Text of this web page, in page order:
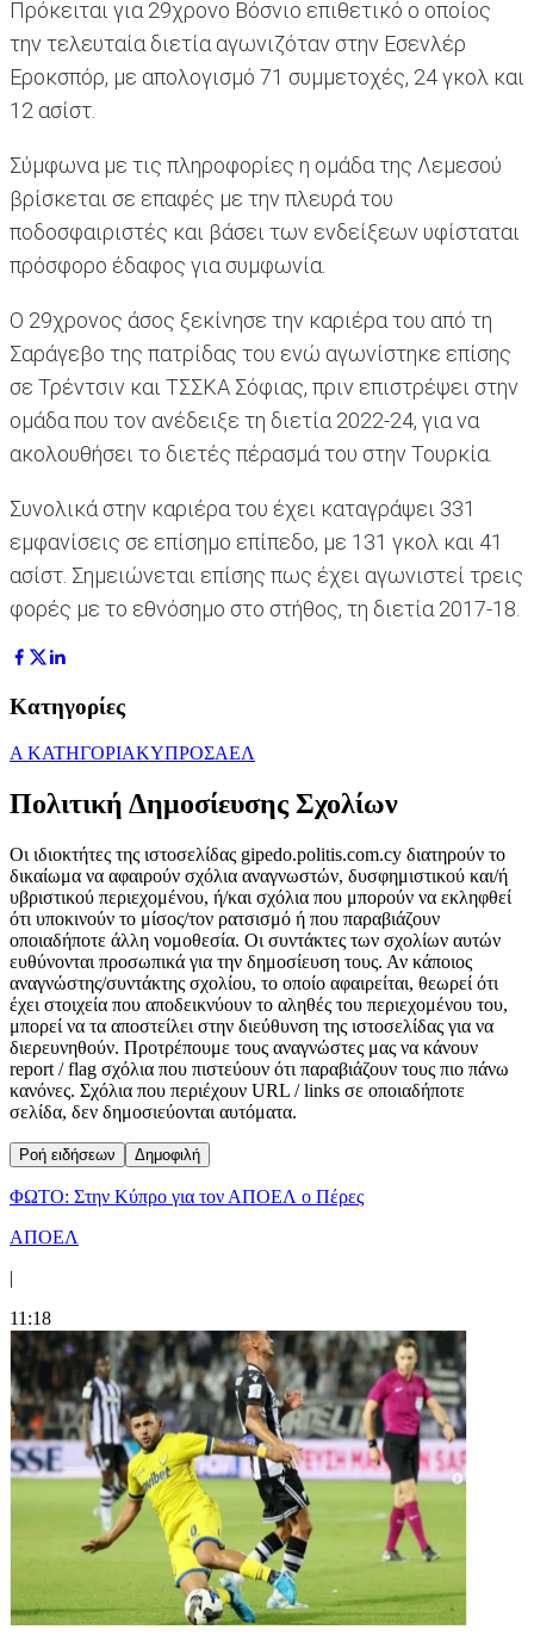
Πρόκειται για 29χρονο Βόσνιο επιθετικό ο οποίος
την τελευταία διετία αγωνιζόταν στην Εσενλέρ
Εροκσπόρ, με απολογισμό 71 συμμετοχές, 24 γκολ και
12 ασίστ.
Σύμφωνα με τις πληροφορίες η ομάδα της Λεμεσού
βρίσκεται σε επαφές με την πλευρά του
ποδοσφαιριστές και βάσει των ενδείξεων υφίσταται
πρόσφορο έδαφος για συμφωνία.
Ο 29χρονος άσος ξεκίνησε την καριέρα του από τη
Σαράγεβο της πατρίδας του ενώ αγωνίστηκε επίσης
σε Τρέντσιν και ΤΣΣΚΑ Σόφιας, πριν επιστρέψει στην
ομάδα που τον ανέδειξε τη διετία 2022-24, για να
ακολουθήσει το διετές πέρασμά του στην Τουρκία.
Συνολικά στην καριέρα του έχει καταγράψει 331
εμφανίσεις σε επίσημο επίπεδο, με 131 γκολ και 41
ασίστ. Σημειώνεται επίσης πως έχει αγωνιστεί τρεις
φορές με το εθνόσημο στο στήθος, τη διετία 2017-18.
Κατηγορίες
Α ΚΑΤΗΓΟΡΙΑΚΥΠΡΟΣΑΕΛ
Πολιτική Δημοσίευσης Σχολίων
Οι ιδιοκτήτες της ιστοσελίδας gipedo.politis.com.cy διατηρούν το
δικαίωμα να αφαιρούν σχόλια αναγνωστών, δυσφημιστικού και/ή
υβριστικού περιεχομένου, ή/και σχόλια που μπορούν να εκληφθεί
ότι υποκινούν το μίσος/τον ρατσισμό ή που παραβιάζουν
οποιαδήποτε άλλη νομοθεσία. Οι συντάκτες των σχολίων αυτών
ευθύνονται προσωπικά για την δημοσίευση τους. Αν κάποιος
αναγνώστης/συντάκτης σχολίου, το οποίο αφαιρείται, θεωρεί ότι
έχει στοιχεία που αποδεικνύουν το αληθές του περιεχομένου του,
μπορεί να τα αποστείλει στην διεύθυνση της ιστοσελίδας για να
διερευνηθούν. Προτρέπουμε τους αναγνώστες μας να κάνουν
report / flag σχόλια που πιστεύουν ότι παραβιάζουν τους πιο πάνω
κανόνες. Σχόλια που περιέχουν URL / links σε οποιαδήποτε
σελίδα, δεν δημοσιεύονται αυτόματα.
Ροή ειδήσεων Δημοφιλή
ΦΩΤΟ: Στην Κύπρο για τον ΑΠΟΕΛ ο Πέρες
ΑΠΟΕΛ
|
11:18